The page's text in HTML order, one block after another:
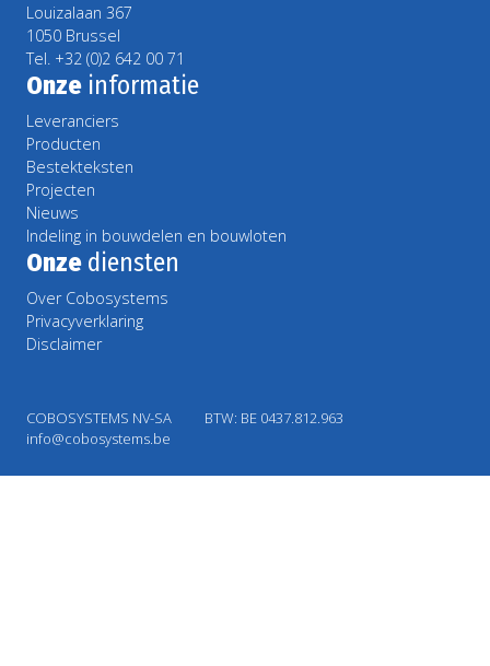
Louizalaan 367
1050 Brussel
Tel. +32 (0)2 642 00 71
Onze informatie
Leveranciers
Producten
Bestekteksten
Projecten
Nieuws
Indeling in bouwdelen en bouwloten
Onze diensten
Over Cobosystems
Privacyverklaring
Disclaimer
COBOSYSTEMS NV-SA
BTW: BE 0437.812.963
info@cobosystems.be